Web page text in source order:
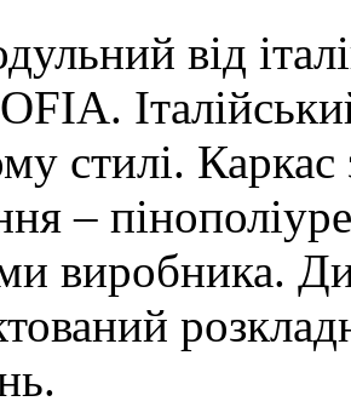
від
стилі.
–
виробника.